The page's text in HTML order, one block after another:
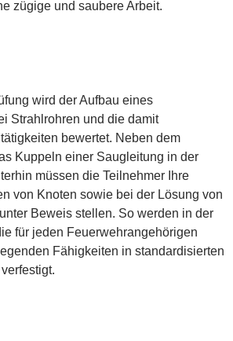
zügige und saubere Arbeit.
wird der Aufbau eines
Strahlrohren und die damit
bewertet. Neben dem
Kuppeln einer Saugleitung in der
müssen die Teilnehmer Ihre
von Knoten sowie bei der Lösung von
Beweis stellen. So werden in der
für jeden Feuerwehrangehörigen
Fähigkeiten in standardisierten